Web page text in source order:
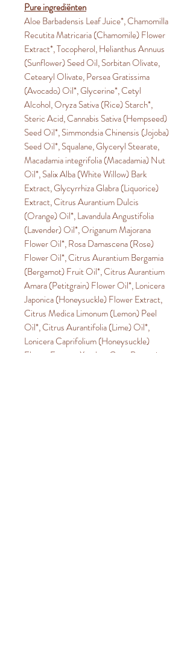
Pure ingrediënten
Aloe Barbadensis Leaf Juice*, Chamomilla
Recutita Matricaria (Chamomile) Flower
Extract*, Tocopherol, Helianthus Annuus
(Sunflower) Seed Oil, Sorbitan Olivate,
Cetearyl Olivate, Persea Gratissima
(Avocado) Oil*, Glycerine*, Cetyl
Alcohol, Oryza Sativa (Rice) Starch*,
Steric Acid, Cannabis Sativa (Hempseed)
Seed Oil*, Simmondsia Chinensis (Jojoba)
Seed Oil*, Squalane, Glyceryl Stearate,
Macadamia integrifolia (Macadamia) Nut
Oil*, Salix Alba (White Willow) Bark
Extract, Glycyrrhiza Glabra (Liquorice)
Extract, Citrus Aurantium Dulcis
(Orange) Oil*, Lavandula Angustifolia
(Lavender) Oil*, Origanum Majorana
Flower Oil*, Rosa Damascena (Rose)
Flower Oil*, Citrus Aurantium Bergamia
(Bergamot) Fruit Oil*, Citrus Aurantium
Amara (Petitgrain) Flower Oil*, Lonicera
Japonica (Honeysuckle) Flower Extract,
Citrus Medica Limonum (Lemon) Peel
Oil*, Citrus Aurantifolia (Lime) Oil*,
Lonicera Caprifolium (Honeysuckle)
Flower Extract, Xanthan Gum, Bentonite,